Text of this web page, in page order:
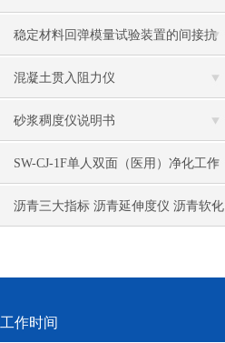
稳定材料回弹模量试验装置的间接抗
拉强度试件试验步骤
混凝土贯入阻力仪
砂浆稠度仪说明书
SW-CJ-1F单人双面（医用）净化工作
台（垂直送风）
沥青三大指标 沥青延伸度仪 沥青软化
工作时间